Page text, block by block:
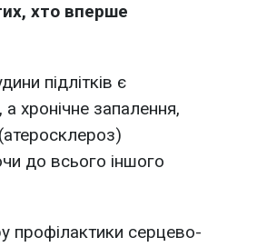
хто вперше
підлітків є
хронічне запалення,
до всього іншого
профілактики серцево-